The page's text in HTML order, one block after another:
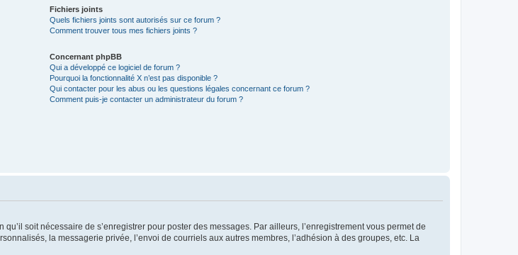
Fichiers joints
Quels fichiers joints sont autorisés sur ce forum ?
Comment trouver tous mes fichiers joints ?
Concernant phpBB
Qui a développé ce logiciel de forum ?
Pourquoi la fonctionnalité X n’est pas disponible ?
Qui contacter pour les abus ou les questions légales concernant ce forum ?
Comment puis-je contacter un administrateur du forum ?
soit nécessaire de s’enregistrer pour poster des messages. Par ailleurs, l’enregistrement vous permet de
la messagerie privée, l’envoi de courriels aux autres membres, l’adhésion à des groupes, etc. La